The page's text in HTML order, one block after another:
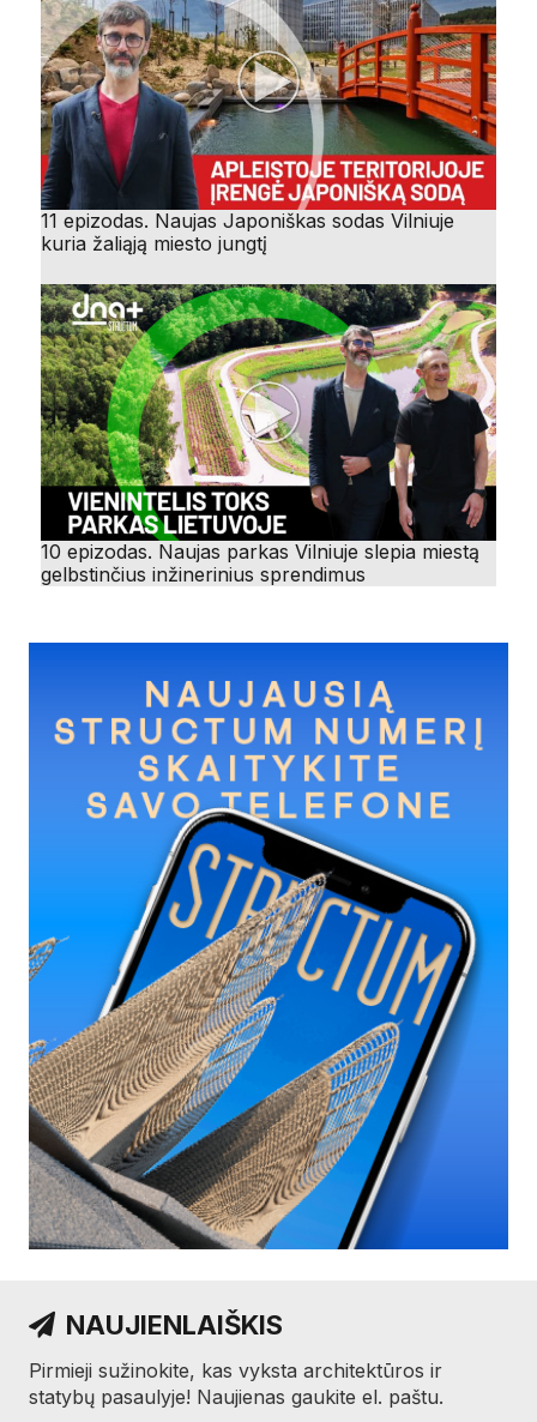
11 epizodas. Naujas Japoniškas sodas Vilniuje
kuria žaliąją miesto jungtį
10 epizodas. Naujas parkas Vilniuje slepia miestą
gelbstinčius inžinerinius sprendimus
NAUJIENLAIŠKIS
Pirmieji sužinokite, kas vyksta architektūros ir
statybų pasaulyje! Naujienas gaukite el. paštu.